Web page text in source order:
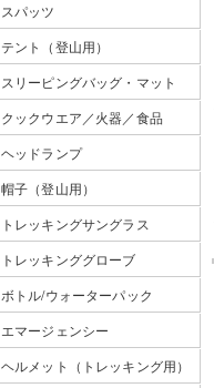
スパッツ
テント（登山用）
スリーピングバッグ・マット
クックウエア／火器／食品
ヘッドランプ
帽子（登山用）
トレッキングサングラス
トレッキンググローブ
ボトル/ウォーターパック
エマージェンシー
ヘルメット（トレッキング用）